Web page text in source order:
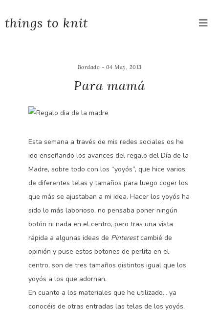
things to knit
Bordado - 04 May, 2013
Para mamá
Esta semana a través de mis redes sociales os he
ido enseñando los avances del regalo del Día de la
Madre, sobre todo con los “yoyós”, que hice varios
de diferentes telas y tamaños para luego coger los
que más se ajustaban a mi idea. Hacer los yoyós ha
sido lo más laborioso, no pensaba poner ningún
botón ni nada en el centro, pero tras una vista
rápida a algunas ideas de Pinterestcambié de
opinión y puse estos botones de perlita en el
centro, son de tres tamaños distintos igual que los
yoyós a los que adornan.
En cuanto a los materiales que he utilizado… ya
conocéis de otras entradas las telas de los yoyós,